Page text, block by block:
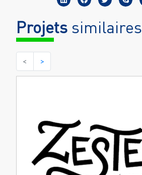
Projets similaires
< >